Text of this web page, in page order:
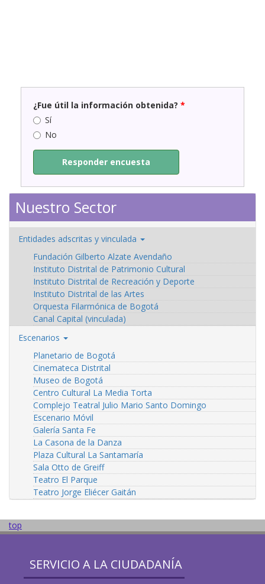
¿Fue útil la información obtenida? *
Sí
No
Responder encuesta
Nuestro Sector
Entidades adscritas y vinculada
Fundación Gilberto Alzate Avendaño
Instituto Distrital de Patrimonio Cultural
Instituto Distrital de Recreación y Deporte
Instituto Distrital de las Artes
Orquesta Filarmónica de Bogotá
Canal Capital (vinculada)
Escenarios
Planetario de Bogotá
Cinemateca Distrital
Museo de Bogotá
Centro Cultural La Media Torta
Complejo Teatral Julio Mario Santo Domingo
Escenario Móvil
Galería Santa Fe
La Casona de la Danza
Plaza Cultural La Santamaría
Sala Otto de Greiff
Teatro El Parque
Teatro Jorge Eliécer Gaitán
top
SERVICIO A LA CIUDADANÍA